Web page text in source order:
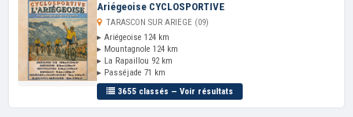
Ariégeoise CYCLOSPORTIVE
TARASCON SUR ARIEGE (09)
▸ Ariégeoise 124 km
▸ Mountagnole 124 km
▸ La Rapaillou 92 km
▸ Passéjade 71 km
3655 classés — Voir résultats